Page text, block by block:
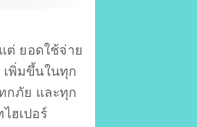
ยอดใช้จ่าย
เพิ่มขึ้นในทุก
กภัย และทุก
ฮเปอร์